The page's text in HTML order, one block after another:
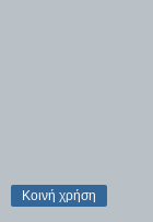
Κοινή χρήση